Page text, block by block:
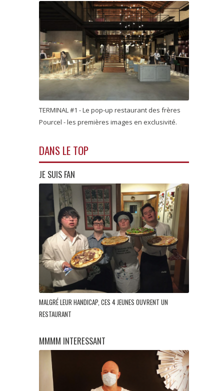
TERMINAL #1 - Le pop-up restaurant des frères
Pourcel - les premières images en exclusivité.
DANS LE TOP
JE SUIS FAN
MALGRÉ LEUR HANDICAP, CES 4 JEUNES OUVRENT UN
RESTAURANT
MMMM INTERESSANT